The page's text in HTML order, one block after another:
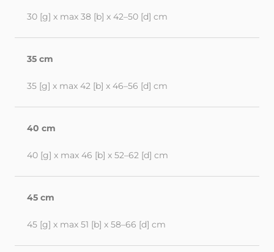
30 [g] x max 38 [b] x 42–50 [d] cm
35 cm
35 [g] x max 42 [b] x 46–56 [d] cm
40 cm
40 [g] x max 46 [b] x 52–62 [d] cm
45 cm
45 [g] x max 51 [b] x 58–66 [d] cm